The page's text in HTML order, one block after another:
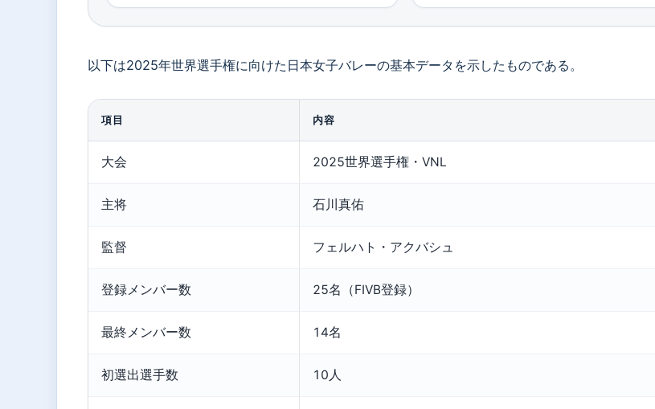
以下は2025年世界選手権に向けた日本女子バレーの基本データを示したものである。
項目 内容
大会 2025世界選手権・VNL
主将 石川真佑
監督 フェルハト・アクバシュ
登録メンバー数 25名（FIVB登録）
最終メンバー数 14名
初選出選手数 10人